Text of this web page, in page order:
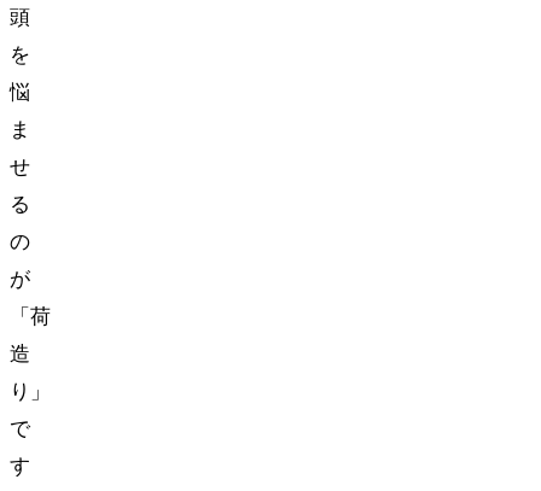
頭
を
悩
ま
せ
る
の
が
「荷
造
り」
で
す